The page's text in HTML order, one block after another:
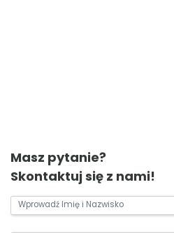
Masz pytanie?
Skontaktuj się z nami!